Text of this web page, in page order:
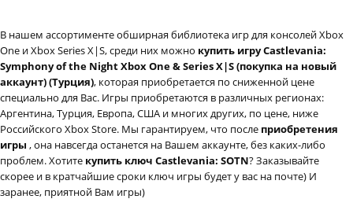
В нашем ассортименте обширная библиотека игр для консолей Xbox
One и Xbox Series X|S, среди них можно купить игру Castlevania:
Symphony of the Night Xbox One & Series X|S (покупка на новый
аккаунт) (Турция), которая приобретается по сниженной цене
специально для Вас. Игры приобретаются в различных регионах:
Аргентина, Турция, Европа, США и многих других, по цене, ниже
Российского Xbox Store. Мы гарантируем, что после приобретения
игры , она навсегда останется на Вашем аккаунте, без каких-либо
проблем. Хотите купить ключ Castlevania: SOTN? Заказывайте
скорее и в кратчайшие сроки ключ игры будет у вас на почте) И
заранее, приятной Вам игры)